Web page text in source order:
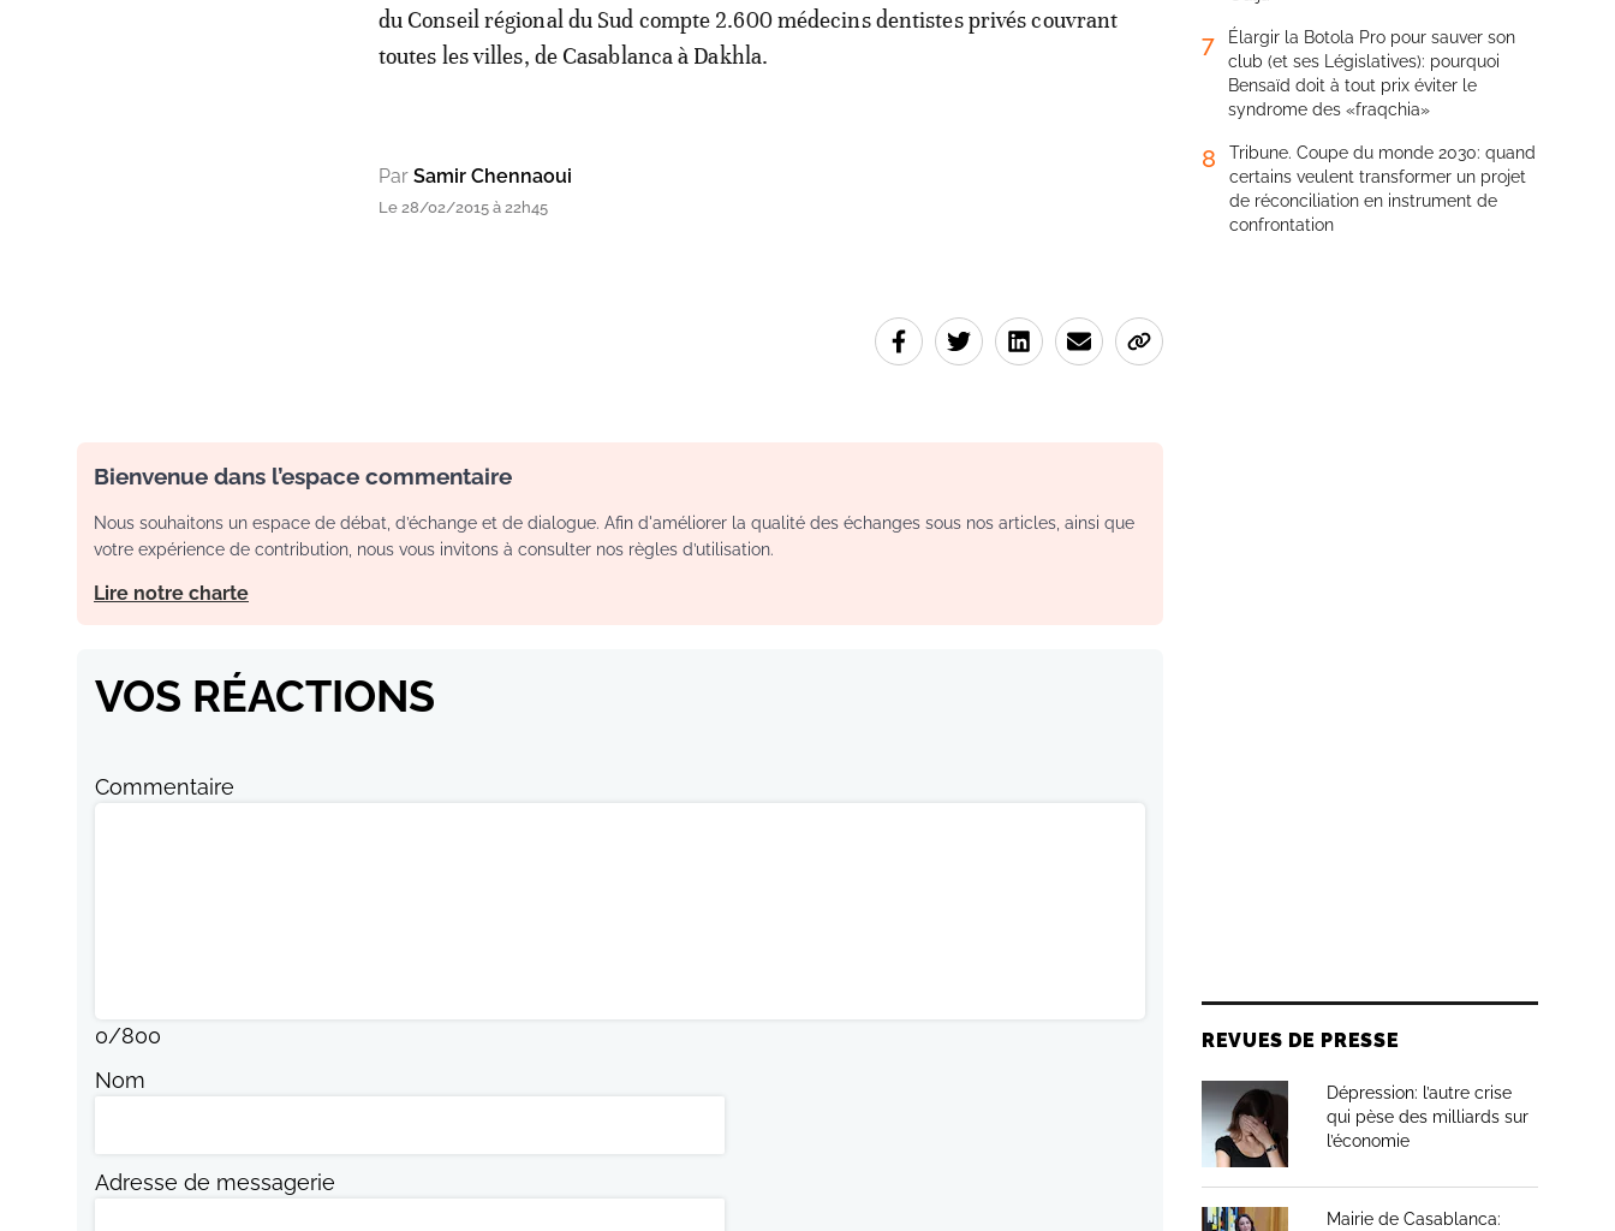
du Conseil régional du Sud compte 2.600 médecins dentistes privés couvrant
toutes les villes, de Casablanca à Dakhla.
Par Samir Chennaoui
Le 28/02/2015 à 22h45
Bienvenue dans l’espace commentaire
Nous souhaitons un espace de débat, d’échange et de dialogue. Afin d'améliorer la qualité des échanges sous nos articles, ainsi que
votre expérience de contribution, nous vous invitons à consulter nos règles d’utilisation.
Lire notre charte
VOS RÉACTIONS
Commentaire
0/800
Nom
Adresse de messagerie
7
Élargir la Botola Pro pour sauver son
club (et ses Législatives): pourquoi
Bensaïd doit à tout prix éviter le
syndrome des «fraqchia»
8
Tribune. Coupe du monde 2030: quand
certains veulent transformer un projet
de réconciliation en instrument de
confrontation
REVUES DE PRESSE
Dépression: l’autre crise
qui pèse des milliards sur
l’économie
Mairie de Casablanca: